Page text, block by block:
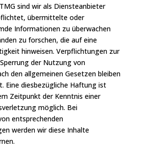
sind wir als Diensteanbieter
übermittelte oder
Informationen zu überwachen
zu forschen, die auf eine
hinweisen. Verpflichtungen zur
der Nutzung von
den allgemeinen Gesetzen bleiben
Eine diesbezügliche Haftung ist
Zeitpunkt der Kenntnis einer
möglich. Bei
entsprechenden
werden wir diese Inhalte